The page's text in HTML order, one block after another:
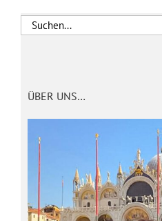
Suche
ÜBER UNS…